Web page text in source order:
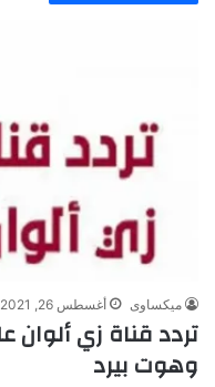
ميكساوى أغسطس 26, 2021
تردد قناة زي
وهوت بيرد